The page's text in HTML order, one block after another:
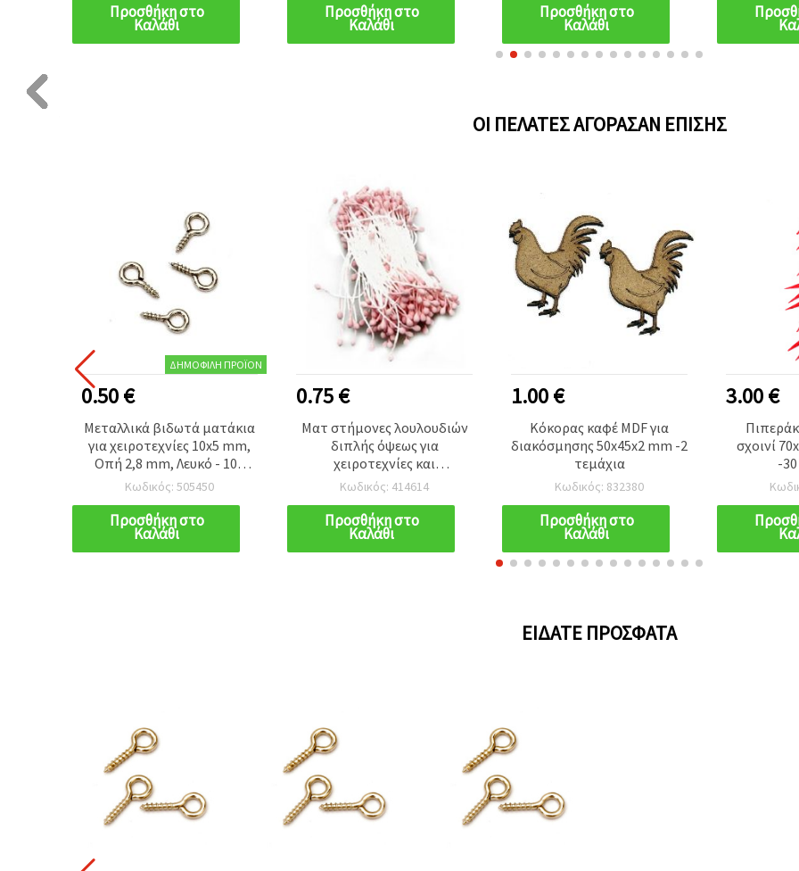
Προσθήκη στο
Καλάθι
Προσθήκη στο
Καλάθι
Προσθήκη στο
Καλάθι
ΟΙ ΠΕΛΆΤΕΣ ΑΓΌΡΑΣΑΝ ΕΠΊΣΗΣ
ΔΗΜΟΦΙΛΉ ΠΡΟΪΌΝ
0.50 €
Μεταλλικά βιδωτά ματάκια
για χειροτεχνίες 10x5 mm,
Οπή 2,8 mm, Λευκό - 100
τεμ.
Κωδικός: 505450
Προσθήκη στο
Καλάθι
0.75 €
Ματ στήμονες λουλουδιών
διπλής όψεως για
χειροτεχνίες και
διακόσμηση, 3x6x70 mm,
ροζ, ~144 τεμ.
Κωδικός: 414614
Προσθήκη στο
Καλάθι
1.00 €
Κόκορας καφέ MDF για
διακόσμησης 50x45x2 mm -2
τεμάχια
Κωδικός: 832380
Προσθήκη στο
Καλάθι
3.00 €
σχοινί
-
ΕΊΔΑΤΕ ΠΡΌΣΦΑΤΑ